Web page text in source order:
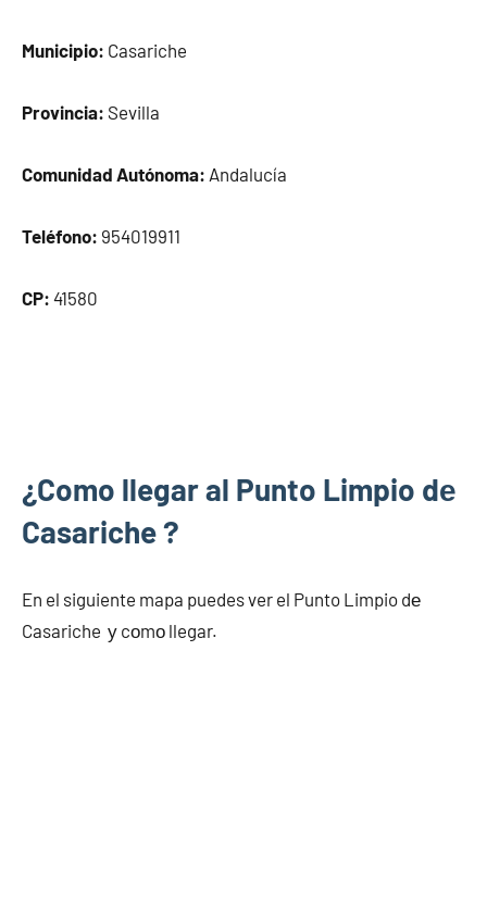
Municipio: Casariche
Provincia: Sevilla
Comunidad Autónoma: Andalucía
Teléfono: 954019911
CP: 41580
¿Como llegar al Punto Limpio dе
Casariche ?
En el siguiente mapa puedes ver el Punto Limpio dе
Casariche у cοmο llegar.